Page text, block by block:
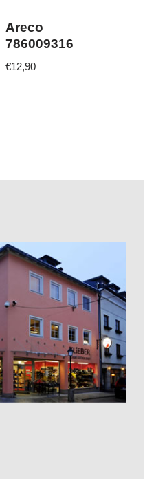
Areco
786009316
€12,90